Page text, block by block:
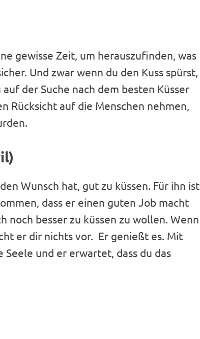
gewisse Zeit, um herauszufinden, was
Und zwar wenn du den Kuss spürst,
der Suche nach dem besten Küsser
Rücksicht auf die Menschen nehmen,
Wunsch hat, gut zu küssen. Für ihn ist
dass er einen guten Job macht
noch besser zu küssen zu wollen. Wenn
er dir nichts vor. Er genießt es. Mit
Seele und er erwartet, dass du das